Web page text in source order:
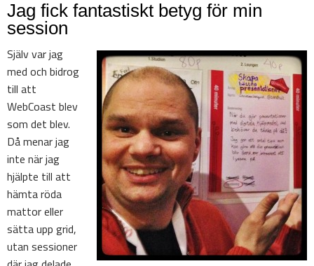
Jag fick fantastiskt betyg för min
session
Själv var jag
med och bidrog
till att
WebCoast blev
som det blev.
Då menar jag
inte när jag
hjälpte till att
hämta röda
mattor eller
sätta upp grid,
utan sessioner